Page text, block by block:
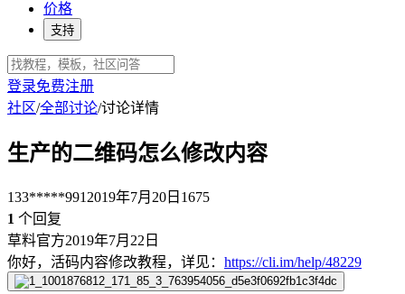
价格
支持
登录免费注册
社区/全部讨论/讨论详情
生产的二维码怎么修改内容
133*****991 2019年7月20日 1675
1 个回复
草料官方2019年7月22日
你好，活码内容修改教程，详见： https://cli.im/help/48229